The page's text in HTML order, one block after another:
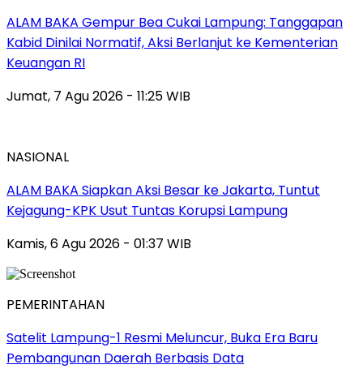
ALAM BAKA Gempur Bea Cukai Lampung: Tanggapan
Kabid Dinilai Normatif, Aksi Berlanjut ke Kementerian
Keuangan RI
Jumat, 7 Agu 2026 - 11:25 WIB
NASIONAL
ALAM BAKA Siapkan Aksi Besar ke Jakarta, Tuntut
Kejagung-KPK Usut Tuntas Korupsi Lampung
Kamis, 6 Agu 2026 - 01:37 WIB
PEMERINTAHAN
Satelit Lampung-1 Resmi Meluncur, Buka Era Baru
Pembangunan Daerah Berbasis Data